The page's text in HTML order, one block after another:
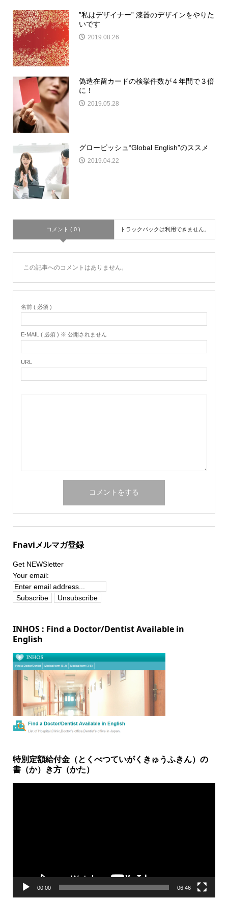
”私はデザイナー” 漆器のデザインをやりた
いです
2019.08.26
偽造在留カードの検挙件数が４年間で３倍
に！
2019.05.28
グロービッシュ“Global English”のススメ
2019.04.22
コメント ( 0 ) トラックバックは利用できません。
この記事へのコメントはありません。
名前 ( 必須 )
E-MAIL ( 必須 ) ※ 公開されません
URL
Fnaviメルマガ登録
Get NEWSletter
Your email:
INHOS : Find a Doctor/Dentist Available in
English
特別定額給付金（とくべつていがくきゅうふきん）の
書（か）き方（かた）
00:00 06:46